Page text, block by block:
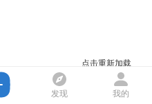
点击重新加载
发现 我的